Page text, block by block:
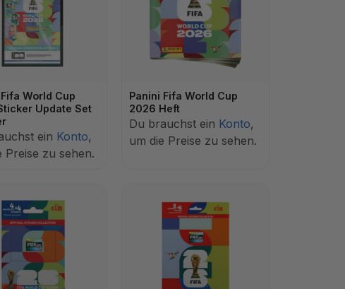
World Cup
Update Set
ein Konto,
Preise zu sehen.
Panini Fifa World Cup
2026 Heft
Du brauchst ein Konto,
um die Preise zu sehen.